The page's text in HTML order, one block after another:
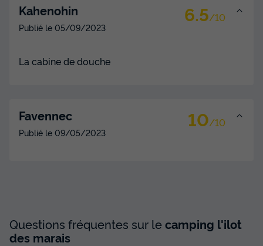
Kahenohin 6.5/10
Publié le 05/09/2023
La cabine de douche
Favennec 10/10
Publié le 09/05/2023
Questions fréquentes sur lecamping l'ilot
des marais